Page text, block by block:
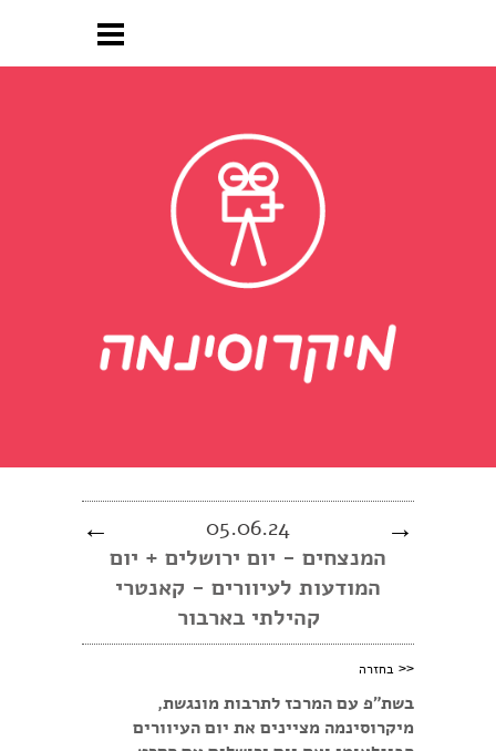
05.06.24
המנצחים - יום ירושלים + יום
המודעות לעיוורים - קאנטרי
קהילתי בארבור
← →
<< בחזרה
בשת"פ עם המרכז לתרבות מונגשת,
מיקרוסינמה מציינים את יום העיוורים